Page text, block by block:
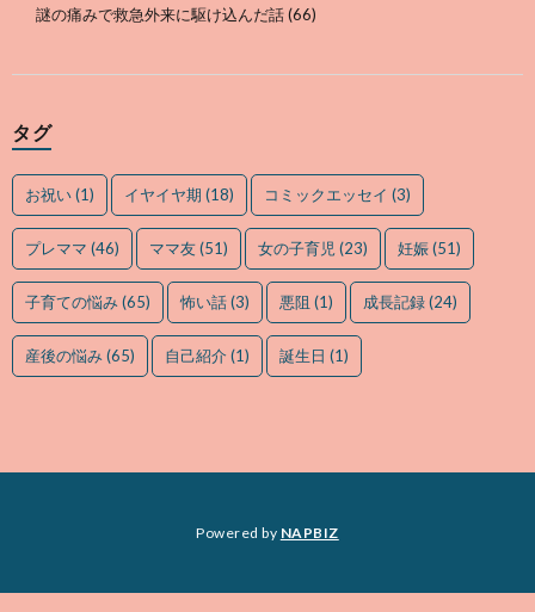
謎の痛みで救急外来に駆け込んだ話(66)
タグ
お祝い(1) イヤイヤ期 (18) コミックエッセイ (3)
プレママ (46) ママ友(51) 女の子育児 (23) 妊娠(51)
子育ての悩み(65) 怖い話(3) 悪阻 (1) 成長記録(24)
産後の悩み(65) 自己紹介(1) 誕生日 (1)
Powered by NAPBIZ